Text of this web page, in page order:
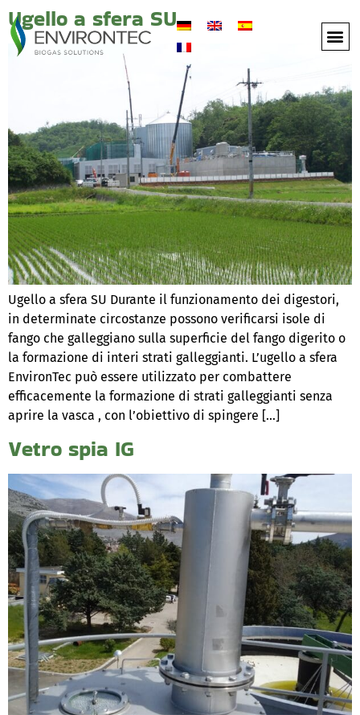
Ugello a sfera SU
Ugello a sfera SU Durante il funzionamento dei digestori,
in determinate circostanze possono verificarsi isole di
fango che galleggiano sulla superficie del fango digerito o
la formazione di interi strati galleggianti. L’ugello a sfera
EnvironTec può essere utilizzato per combattere
efficacemente la formazione di strati galleggianti senza
aprire la vasca , con l’obiettivo di spingere […]
Vetro spia IG